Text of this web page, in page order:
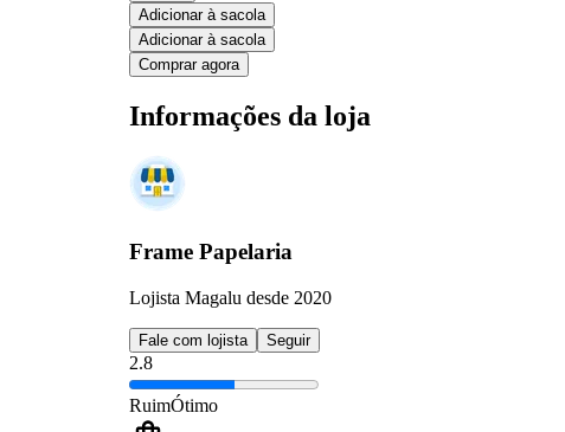
Adicionar à sacola
Adicionar à sacola
Comprar agora
Informações da loja
Frame Papelaria
Lojista Magalu desde 2020
Fale com lojista Seguir
2.8
RuimÓtimo